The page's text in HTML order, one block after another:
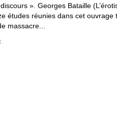
». Georges Bataille
études réunies dans cet ouvrage
massacre...